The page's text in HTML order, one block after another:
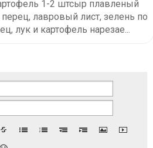
1-2 штсыр плавленый
лавровый лист, зелень по
лук и картофель нарезае...